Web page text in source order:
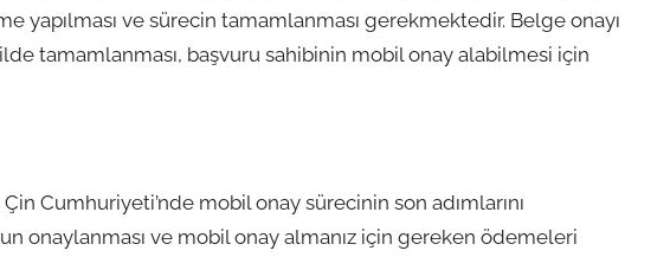
yapılması ve sürecin tamamlanması gerekmektedir. Belge onayı
tamamlanması, başvuru sahibinin mobil onay alabilmesi için
Cumhuriyeti’nde mobil onay sürecinin son adımlarını
onaylanması ve mobil onay almanız için gereken ödemeleri